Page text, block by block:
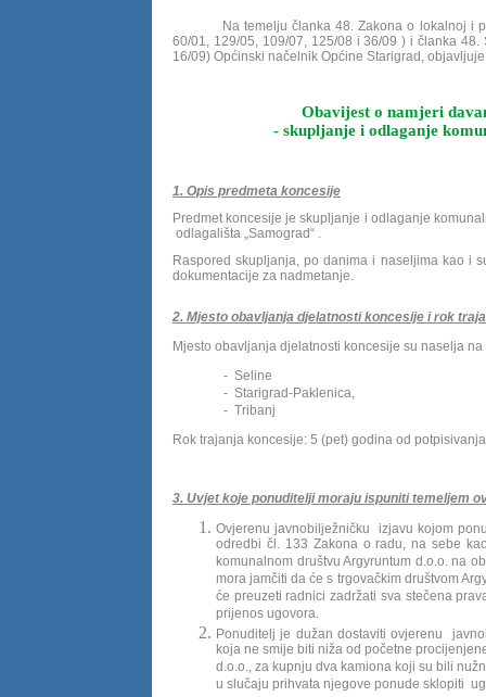
Na temelju članka 48. Zakona o lokalnoj i
60/01, 129/05, 109/07, 125/08 i 36/09 )i članka 48.
16/09) Općinski načelnik Općine Starigrad, objavljuje
Obavijest o namjeri
- skupljanje i odlaganje
1. Opis predmeta koncesije
Predmet koncesije je skupljanje i odlaganje
odlagališta „Samograd“ .
Raspored skupljanja, po danima i naseljima kao i
dokumentacije za nadmetanje.
2. Mjesto obavljanja djelatnosti koncesije i rok
Mjesto obavljanja djelatnosti koncesije su naselja
- Seline
- Starigrad-Paklenica,
- Tribanj
Rok trajanja koncesije: 5 (pet) godina od
3. Uvjet koje ponuditelji moraju ispuniti temeljem
Ovjerenu javnobilježničku izjavu kojom
odredbi čl. 133 Zakona o radu, na sebe
komunalnom društvu Argyruntum d.o.o. na
mora jamčiti da će s trgovačkim društvom
će preuzeti radnici zadržati sva stečena
prijenos ugovora.
Ponuditelj je dužan dostaviti ovjerenu
koja ne smije biti niža od početne
d.o.o., za kupnju dva kamiona koji su bili
u slučaju prihvata njegove ponude sklopiti